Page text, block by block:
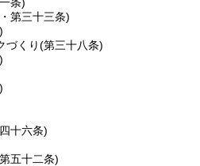
第三十三条)
づくり(第三十八条)
十六条)
五十二条)